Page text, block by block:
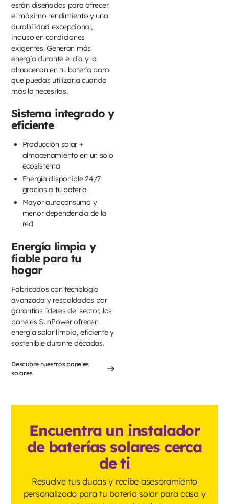
están diseñados para ofrecer
el máximo rendimiento y una
durabilidad excepcional,
incluso en condiciones
exigentes. Generan más
energía durante el día y la
almacenan en tu batería para
que puedas utilizarla cuando
más la necesitas.
Sistema integrado y
eficiente
Producción solar +
almacenamiento en un solo
ecosistema
Energía disponible 24/7
gracias a tu batería
Mayor autoconsumo y
menor dependencia de la
red
Energía limpia y
fiable para tu
hogar
Fabricados con tecnología
avanzada y respaldados por
garantías líderes del sector, los
paneles SunPower ofrecen
energía solar limpia, eficiente y
sostenible durante décadas.
Descubre nuestros paneles
solares
Encuentra un instalador
de baterías solares cerca
de ti
Resuelve tus dudas y recibe asesoramiento
personalizado para tu batería solar para casa y